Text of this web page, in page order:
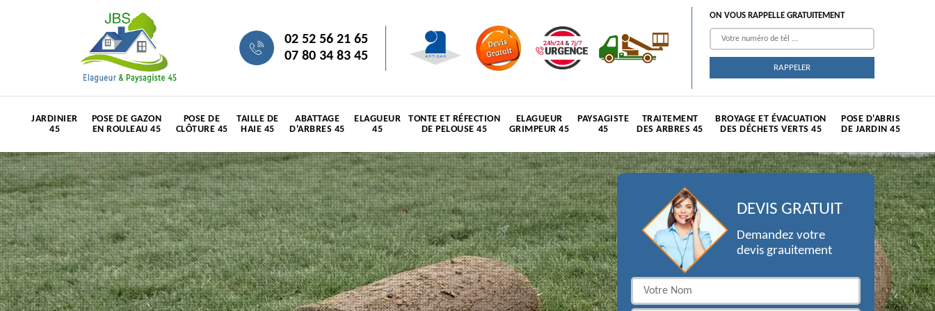
02 52 56 21 65
07 80 34 83 45
ON VOUS RAPPELLE GRATUITEMENT
JARDINIER
45
POSE DE GAZON
EN ROULEAU 45
POSE DE
CLÔTURE 45
TAILLE DE
HAIE 45
ABATTAGE
D'ARBRES 45
ELAGUEUR
45
TONTE ET RÉFECTION
DE PELOUSE 45
ELAGUEUR
GRIMPEUR 45
PAYSAGISTE
45
TRAITEMENT
DES ARBRES 45
BROYAGE ET ÉVACUATION
DES DÉCHETS VERTS 45
POSE D'ABRIS
DE JARDIN 45
DEVIS GRATUIT
Demandez votre
devis grauitement